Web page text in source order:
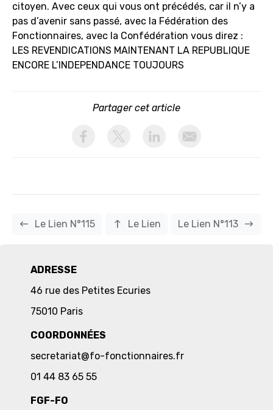
citoyen. Avec ceux qui vous ont précédés, car il n’y a
pas d’avenir sans passé, avec la Fédération des
Fonctionnaires, avec la Confédération vous direz :
LES REVENDICATIONS MAINTENANT LA REPUBLIQUE
ENCORE L’INDEPENDANCE TOUJOURS
Partager cet article
west Le Lien N°115 north Le Lien Le Lien N°113 east
ADRESSE
46 rue des Petites Ecuries
75010 Paris
COORDONNÉES
secretariat@fo-fonctionnaires.fr
01 44 83 65 55
FGF-FO